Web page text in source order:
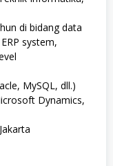
di bidang data
system,
MySQL, dll.)
Dynamics,